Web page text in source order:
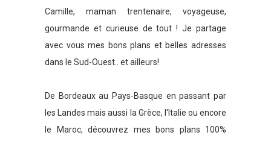
Camille, maman trentenaire, voyageuse,
gourmande et curieuse de tout ! Je partage
avec vous mes bons plans et belles adresses
dans le Sud-Ouest.. et ailleurs!
De Bordeaux au Pays-Basque en passant par
les Landes mais aussi la Grèce, l'Italie ou encore
le Maroc, découvrez mes bons plans 100%